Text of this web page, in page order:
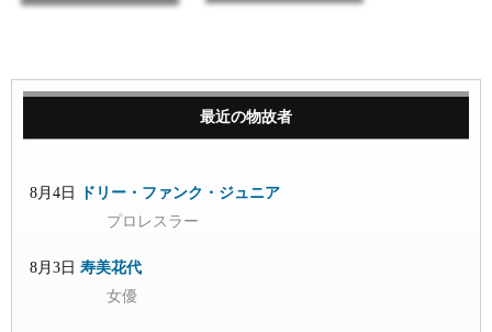
最近の物故者
8月4日
ドリー・ファンク・ジュニア
プロレスラー
8月3日 寿美花代
女優